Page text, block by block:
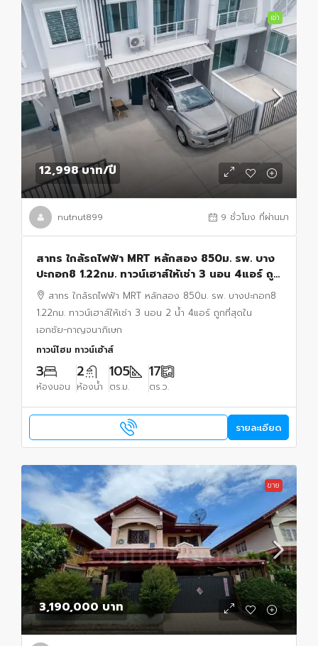
เช่า
12,998 บาท/ปี
nutnut899 9 ชั่วโมง ที่ผ่านมา
สาทร ใกล้รถไฟฟ้า MRT หลักสอง 850ม. รพ. บาง
ปะกอก8 1.22กม. ทาวน์เฮาส์ให้เช่า 3 นอน 4แอร์ ถูก
ที่สุดใน เอกชัย-กาญจนาภิเษก 2 น้ำ
สาทร ใกล้รถไฟฟ้า MRT หลักสอง 850ม. รพ. บางปะกอก8
1.22กม. ทาวน์เฮาส์ให้เช่า 3 นอน 2 น้ำ 4แอร์ ถูกที่สุดใน
เอกชัย-กาญจนาภิเษก
ทาวน์โฮม ทาวน์เฮ้าส์
3
ห้องนอน
2
ห้องน้ำ
105
ตร.ม.
17
ตร.ว.
รายละเอียด
ขาย
3,190,000 บาท